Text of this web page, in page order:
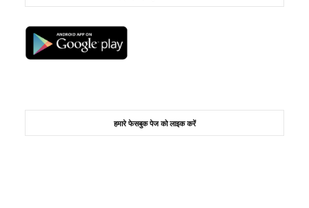
हमारे फेसबुक पेज को लाइक करें